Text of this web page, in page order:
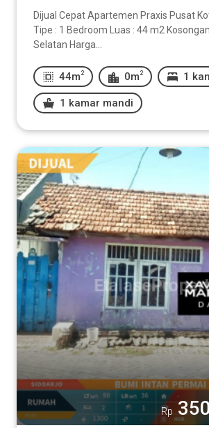
Dijual Cepat Apartemen Praxis Pusat
Tipe : 1 Bedroom Luas : 44 m2
Selatan Harga...
44m 2 0m 2 1
1 kamar mandi
Rp